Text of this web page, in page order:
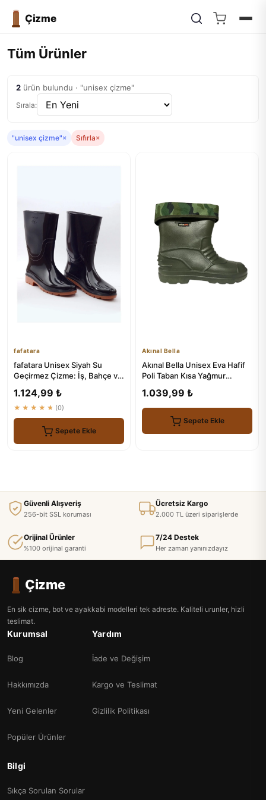
Çizme
Tüm Ürünler
2 ürün bulundu · "unisex çizme"
Sırala:
"unisex çizme"× Sıfırla×
fafatara
fafatara Unisex Siyah Su
Geçirmez Çizme: İş, Bahçe ve
1.124,99 ₺
★★★★★ (0)
Sepete Ekle
Akınal Bella
Akınal Bella Unisex Eva Hafif
Poli Taban Kısa Yağmur
1.039,99 ₺
Sepete Ekle
Güvenli Alışveriş
256-bit SSL koruması
Ücretsiz Kargo
2.000 TL üzeri siparişlerde
Orijinal Ürünler
%100 orijinal garanti
7/24 Destek
Her zaman yanınızdayız
Çizme
En sik cizme, bot ve ayakkabi modelleri tek adreste. Kaliteli urunler, hizli
teslimat.
Kurumsal
Blog
Hakkımızda
Yeni Gelenler
Popüler Ürünler
Yardım
İade ve Değişim
Kargo ve Teslimat
Gizlilik Politikası
Bilgi
Sıkça Sorulan Sorular